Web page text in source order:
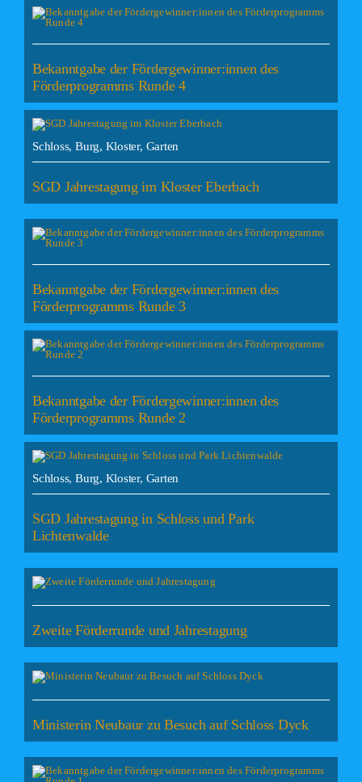
Bekanntgabe der Fördergewinner:innen des
Förderprogramms Runde 4
Schloss, Burg, Kloster, Garten
SGD Jahrestagung im Kloster Eberbach
Bekanntgabe der Fördergewinner:innen des
Förderprogramms Runde 3
Bekanntgabe der Fördergewinner:innen des
Förderprogramms Runde 2
Schloss, Burg, Kloster, Garten
SGD Jahrestagung in Schloss und Park
Lichtenwalde
Zweite Förderrunde und Jahrestagung
Ministerin Neubaur zu Besuch auf Schloss Dyck